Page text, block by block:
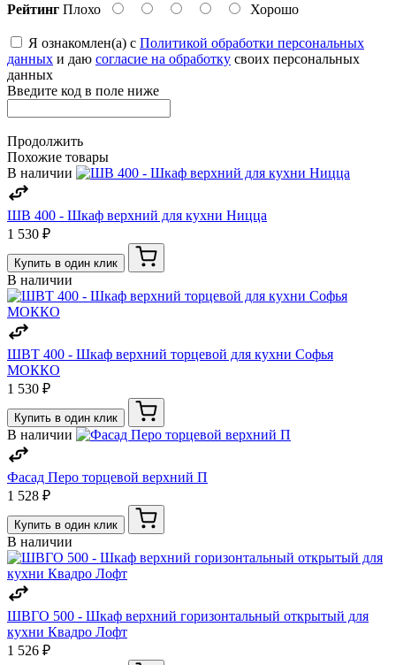
Рейтинг Плохо Хорошо
Я ознакомлен(а) с Политикой обработки персональных
данных и даю согласие на обработку своих персональных
данных
Введите код в поле ниже
Продолжить
Похожие товары
В наличии
ШВ 400 - Шкаф верхний для кухни Ницца
1 530 ₽
Купить в один клик
В наличии
ШВТ 400 - Шкаф верхний торцевой для кухни Софья
МОККО
1 530 ₽
Купить в один клик
В наличии
Фасад Перо торцевой верхний П
1 528 ₽
Купить в один клик
В наличии
ШВГО 500 - Шкаф верхний горизонтальный открытый для
кухни Квадро Лофт
1 526 ₽